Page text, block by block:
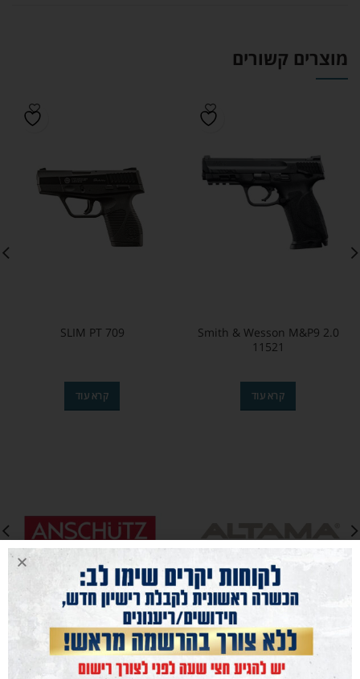
מוצרים קשורים
Smith & Wesson M&P9 2.0
11521
קרא עוד
SLIM PT 709
קרא עוד